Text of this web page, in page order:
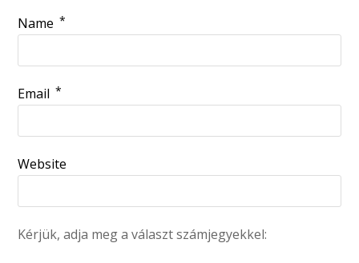
Name *
Email *
Website
Kérjük, adja meg a választ számjegyekkel: